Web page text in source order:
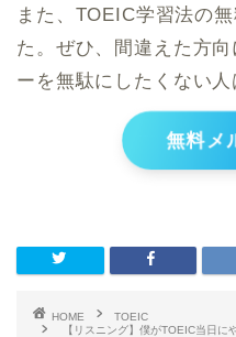
また、TOEIC学習法の
た。ぜひ、間違えた方
ーを無駄にしたくない人
無料メ
HOME
TOEIC
【リスニング】僕がTOEIC当日に